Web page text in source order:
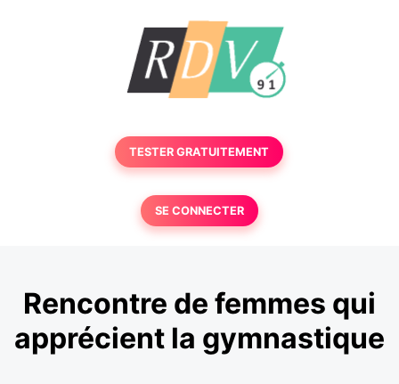
TESTER GRATUITEMENT
SE CONNECTER
Rencontre de femmes qui
apprécient la gymnastique